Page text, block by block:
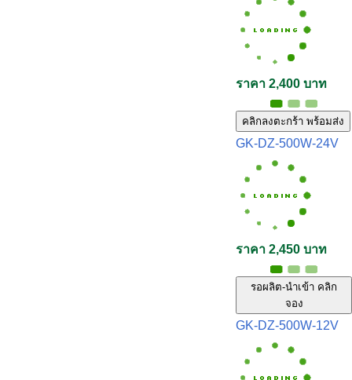
ราคา 2,400 บาท
คลิกลงตะกร้า พร้อมส่ง
GK-DZ-500W-24V
ราคา 2,450 บาท
รอผลิต-นำเข้า คลิก
จอง
GK-DZ-500W-12V